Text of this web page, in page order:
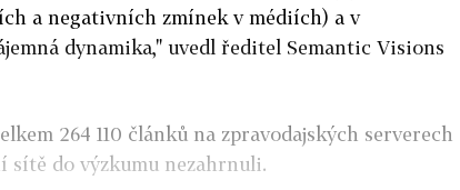
a negativních zmínek v médiích) a v
dynamika," uvedl ředitel Semantic Visions
264 110 článků na zpravodajských serverech
sítě do výzkumu nezahrnuli.